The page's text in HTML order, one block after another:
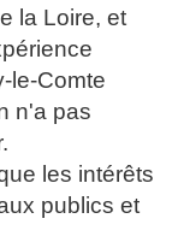
la Loire, et
le-Comte
n'a pas
les intérêts
publics et